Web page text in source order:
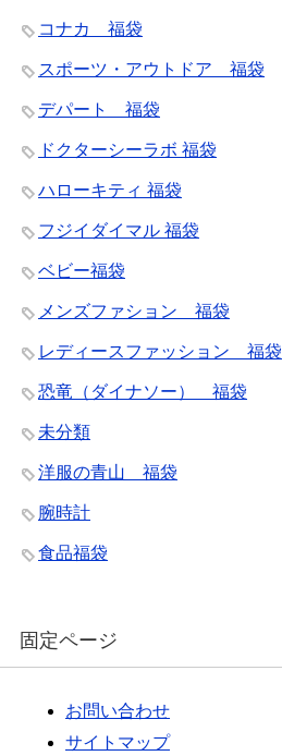
コナカ 福袋
スポーツ・アウトドア 福袋
デパート 福袋
ドクターシーラボ 福袋
ハローキティ 福袋
フジイダイマル 福袋
ベビー福袋
メンズファション 福袋
レディースファッション 福袋
恐竜（ダイナソー） 福袋
未分類
洋服の青山 福袋
腕時計
食品福袋
固定ページ
お問い合わせ
サイトマップ